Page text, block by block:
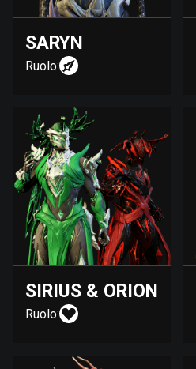
SARYN
Ruolo:
SIRIUS & ORION
Ruolo: